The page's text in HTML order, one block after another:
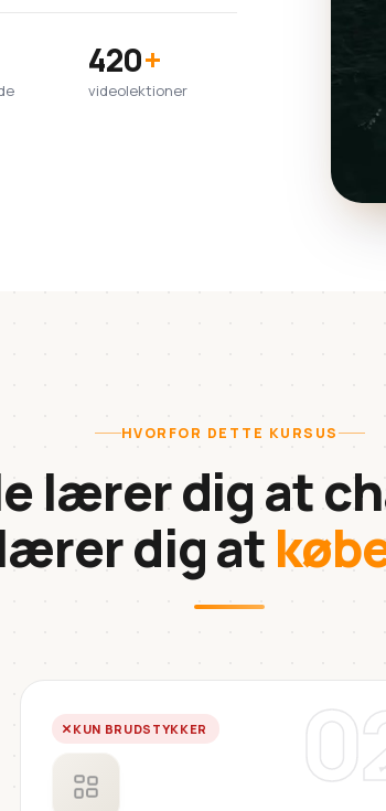
420+
videolektioner
HVORFOR DETTE KURSUS
lærer dig at
dig at
KUN BRUDSTYKKER